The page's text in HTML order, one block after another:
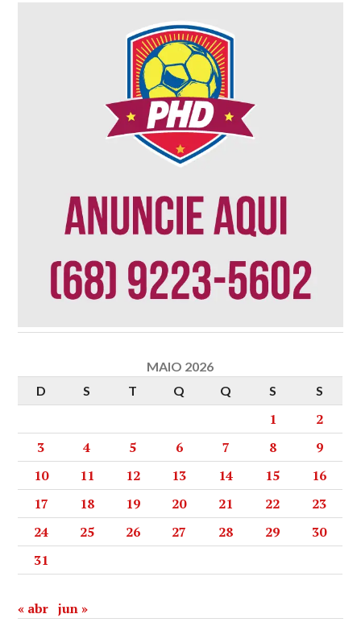
MAIO 2026
D
S T Q Q S S
1
2
3
4 5 6 7 8
9
10
11 12 13 14 15
16
17
18 19 20 21 22
23
24
25 26 27 28 29
30
31
« abr jun »